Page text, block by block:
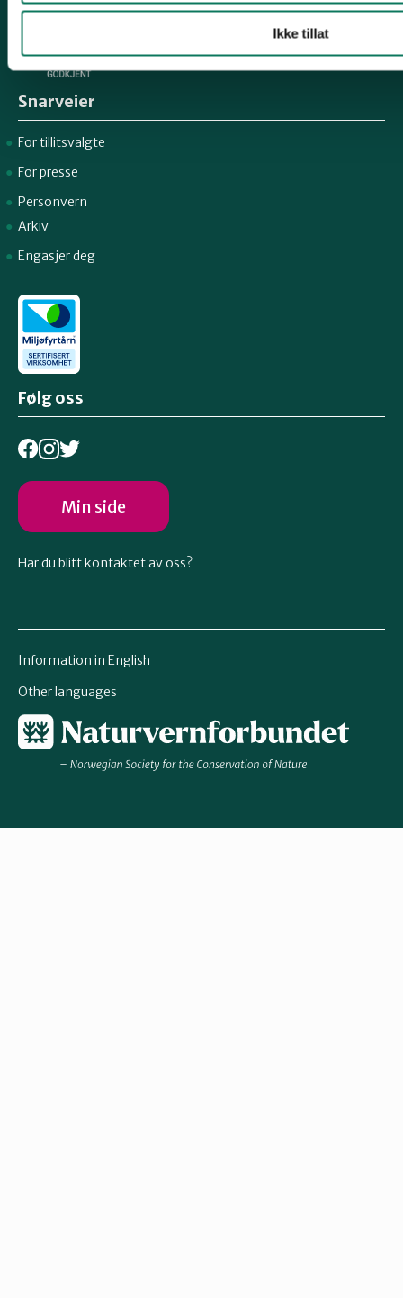
Ikke tillat
Snarveier
For tillitsvalgte
For presse
Personvern
Arkiv
Engasjer deg
Følg oss
Min side
Har du blitt kontaktet av oss?
Information in English
Other languages